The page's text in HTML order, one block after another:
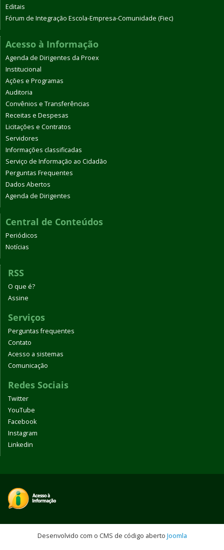
Editais
Fórum de Integração Escola-Empresa-Comunidade (Fiec)
Acesso à Informação
Agenda de Dirigentes da Proex
Institucional
Ações e Programas
Auditoria
Convênios e Transferências
Receitas e Despesas
Licitações e Contratos
Servidores
Informações classificadas
Serviço de Informação ao Cidadão
Perguntas Frequentes
Dados Abertos
Agenda de Dirigentes
Central de Conteúdos
Periódicos
Notícias
RSS
O que é?
Assine
Serviços
Perguntas frequentes
Contato
Acesso a sistemas
Comunicação
Redes Sociais
Twitter
YouTube
Facebook
Instagram
Linkedin
Desenvolvido com o CMS de código aberto Joomla